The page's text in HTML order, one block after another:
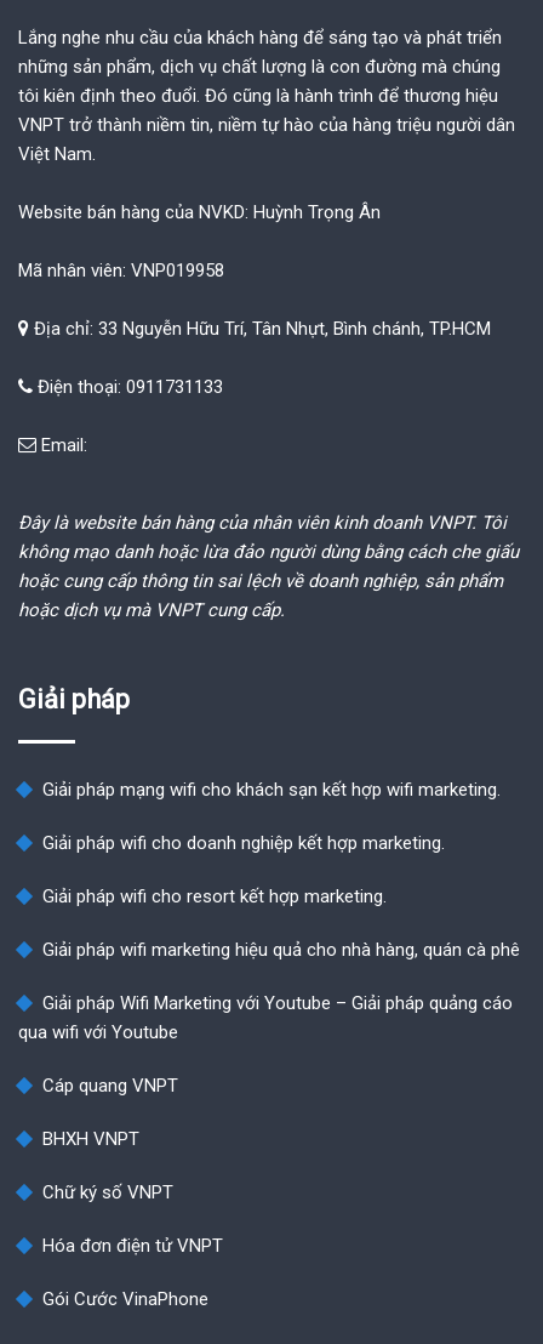
Lắng nghe nhu cầu của khách hàng để sáng tạo và phát triển
những sản phẩm, dịch vụ chất lượng là con đường mà chúng
tôi kiên định theo đuổi. Đó cũng là hành trình để thương hiệu
VNPT trở thành niềm tin, niềm tự hào của hàng triệu người dân
Việt Nam.
Website bán hàng của NVKD: Huỳnh Trọng Ân
Mã nhân viên: VNP019958
Địa chỉ: 33 Nguyễn Hữu Trí, Tân Nhựt, Bình chánh, TP.HCM
Điện thoại: 0911731133
Email:
Đây là website bán hàng của nhân viên kinh doanh VNPT. Tôi
không mạo danh hoặc lừa đảo người dùng bằng cách che giấu
hoặc cung cấp thông tin sai lệch về doanh nghiệp, sản phẩm
hoặc dịch vụ mà VNPT cung cấp.
Giải pháp
Giải pháp mạng wifi cho khách sạn kết hợp wifi marketing.
Giải pháp wifi cho doanh nghiệp kết hợp marketing.
Giải pháp wifi cho resort kết hợp marketing.
Giải pháp wifi marketing hiệu quả cho nhà hàng, quán cà phê
Giải pháp Wifi Marketing với Youtube – Giải pháp quảng cáo
qua wifi với Youtube
Cáp quang VNPT
BHXH VNPT
Chữ ký số VNPT
Hóa đơn điện tử VNPT
Gói Cước VinaPhone